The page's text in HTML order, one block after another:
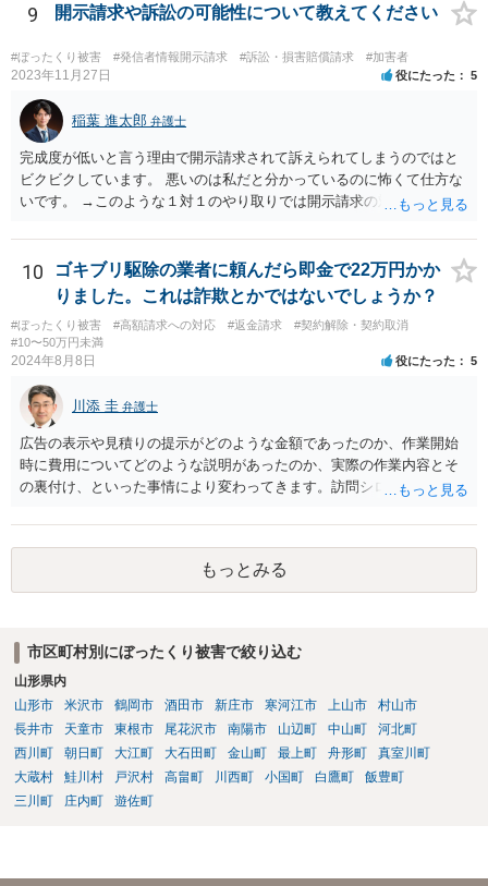
9 開示請求や訴訟の可能性について教えてください
#ぼったくり被害 #発信者情報開示請求 #訴訟・損害賠償請求 #加害者
2023年11月27日 役にたった 5
稲葉 進太郎 弁護士
完成度が低いと言う理由で開示請求されて訴えられてしまうのではと
ビクビクしています。 悪いのは私だと分かっているのに怖くて仕方な
いです。 →このような１対１のやり取りでは開示請求の対象になりま
から、その点についてもご安心ください。 また、相手方に生じたの
が、どんなに高く見積もっても５万円ですから、それを考えると訴え
てもコスト的にどうかという問題があり、相手方が相談者様を訴える
可能性も低いように思います。
10
ゴキブリ駆除の業者に頼んだら即金で22万円かか
りました。これは詐欺とかではないでしょうか？
#ぼったくり被害 #高額請求への対応 #返金請求
#契約解除・契約取消
#10〜50万円未満
2024年8月8日 役にたった 5
川添 圭 弁護士
広告の表示や見積りの提示がどのような金額であったのか、作業開始
時に費用についてどのような説明があったのか、実際の作業内容とそ
の裏付け、といった事情により変わってきます。訪問シロアリ駆除と
当するのであれば、最寄りの消費生活センターへ相談された方がよい
でしょう。
もっとみる
市区町村別にぼったくり被害で絞り込む
山形県内
山形市
米沢市 鶴岡市 酒田市 新庄市 寒河江市 上山市
村山市
長井市
天童市 東根市 尾花沢市 南陽市 山辺町 中山町
河北町
西川町
朝日町 大江町 大石田町 金山町 最上町 舟形町
真室川町
大蔵村
鮭川村 戸沢村 高畠町 川西町 小国町 白鷹町
飯豊町
三川町
庄内町 遊佐町